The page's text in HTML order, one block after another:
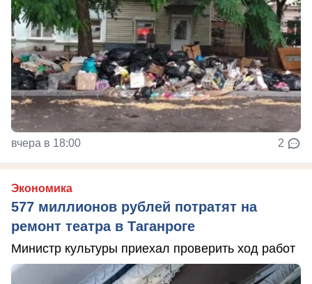
вчера в 18:00 2
Экономика
577 миллионов рублей потратят на
ремонт театра в Таганроге
Министр культуры приехал проверить ход работ